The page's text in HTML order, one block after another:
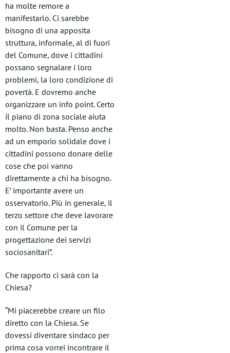
ha molte remore a
manifestarlo. Ci sarebbe
bisogno di una apposita
struttura, informale, al di fuori
del Comune, dove i cittadini
possano segnalare i loro
problemi, la loro condizione di
povertà. E dovremo anche
organizzare un info point. Certo
il piano di zona sociale aiuta
molto. Non basta. Penso anche
ad un emporio solidale dove i
cittadini possono donare delle
cose che poi vanno
direttamente a chi ha bisogno.
E’ importante avere un
osservatorio. Più in generale, il
terzo settore che deve lavorare
con il Comune per la
progettazione dei servizi
sociosanitari”.
Che rapporto ci sarà con la
Chiesa?
“Mi piacerebbe creare un filo
diretto con la Chiesa. Se
dovessi diventare sindaco per
prima cosa vorrei incontrare il